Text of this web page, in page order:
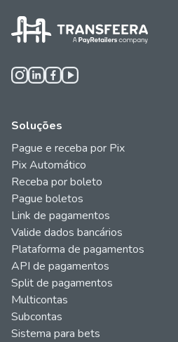
Soluções
Pague e receba por Pix
Pix Automático
Receba por boleto
Pague boletos
Link de pagamentos
Valide dados bancários
Plataforma de pagamentos
API de pagamentos
Split de pagamentos
Multicontas
Subcontas
Sistema para bets